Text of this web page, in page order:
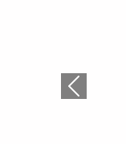
Précédent